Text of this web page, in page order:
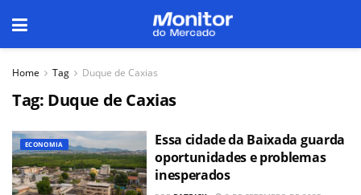
Home Tag Duque de Caxias
Tag: Duque de Caxias
ECONOMIA
Essa cidade da Baixada guarda
oportunidades e problemas
inesperados